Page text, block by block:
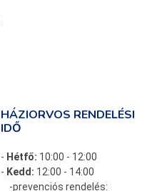
HÁZIORVOS RENDELÉSI
IDŐ
- Hétfő: 10:00 - 12:00
- Kedd: 12:00 - 14:00
-prevenciós rendelés: